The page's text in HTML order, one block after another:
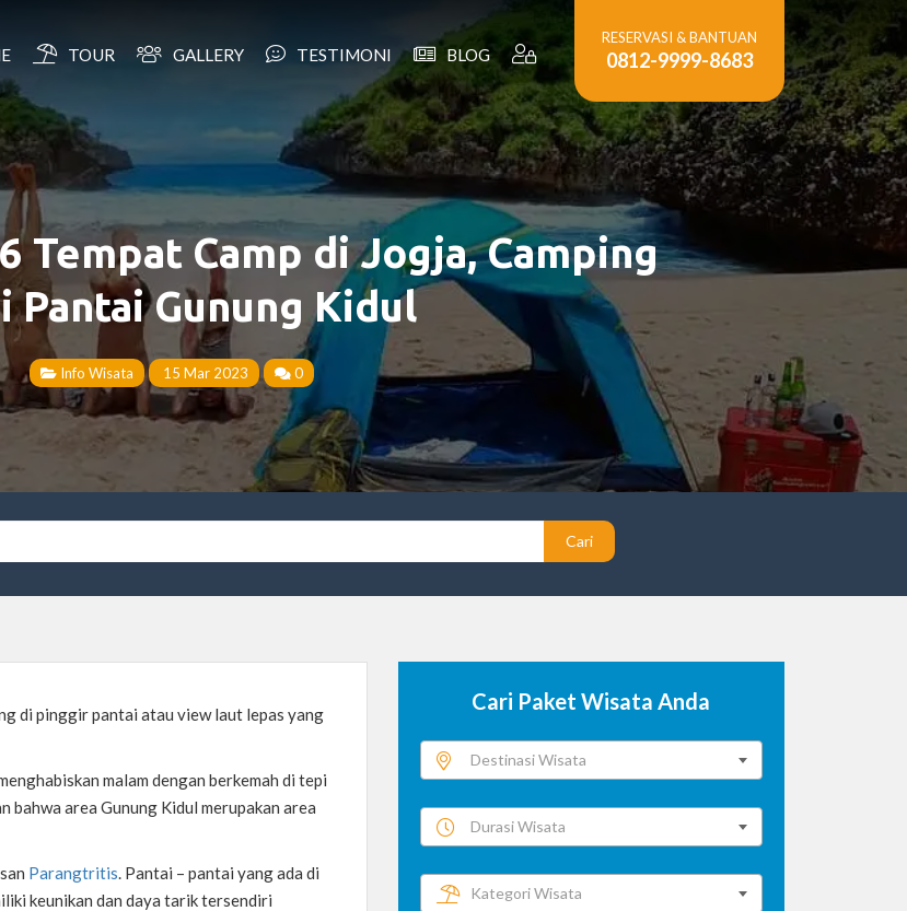
TOUR GALLERY TESTIMONI BLOG
RESERVASI & BANTUAN
0812-9999-8683
Tempat Camp di Jogja, Camping
Pantai Gunung Kidul
Info Wisata 15 Mar 2023 0
Cari
di pinggir pantai atau view laut lepas yang
malam dengan berkemah di tepi
bahwa area Gunung Kidul merupakan area
Parangtritis. Pantai – pantai yang ada di
keunikan dan daya tarik tersendiri
Cari Paket Wisata Anda
Destinasi Wisata
Durasi Wisata
Kategori Wisata